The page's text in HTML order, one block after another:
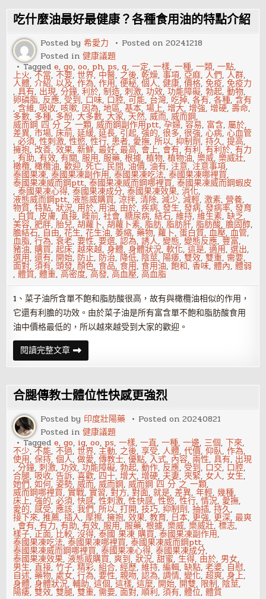
清
腸
排
毒？
多
吃
黑
木
耳
吃什麼油最好最健康？各種食用油的特點介紹
Posted by希愛力 Posted on20241218
Posted in健康議題
Taggede,go,oo, ph, ps,q,一定,一樣,一種,一類,一點,
上火,不當,不要,世界, 中醫, 之後,乾燥,事項,亞麻,人們,人群,
人體,介紹,以及,作為,作用,便秘,個人,健康,價格,免疫,免疫力
,具有, 出現,分鐘,利於,制造,刺激,功效,功能障礙,勃起,動物,
卵磷脂, 反應, 受到, 口味, 口腔,可能, 台灣, 吃掉,各有,各種,含有
,含維, 吸收, 咳嗽, 因為,地區,基本,場上,增大,增強,增硬,壽命,
多數, 多種, 多酚,大多數,大家,天然,威而,威而鋼,
威而鋼 四 分 之 一顆,威而鋼副作用ptt,孕婦,容易, 富含,屬於,
差異,市場,床前,延緩,延長, 引起,強的,很多,很強,心病,心血管
,必須,性刺激,性慾,性行, 患者, 愛撫,所以,抑制劑,持久,提高,
擁抱, 改善,效果,新鮮,最好,最高, 會上, 會有,有利,有利於,有力
,有助,有效,有關,服用,服藥,根據,植物,植物油,樂威,樂威壯,
橄欖,橄欖油,歡迎,死亡, 民間,油價,油有, 注意, 注意事項,
泰國果凍,泰國果凍副作用,泰國果凍吃法,泰國果凍哪裡買,
泰國果凍威而鋼ptt,泰國果凍威而鋼哪裡買,泰國果凍威而鋼蝦皮
,泰國果凍心得,泰國果凍成分,泰國果凍效果,消化,
液態威而鋼ptt,液態威購買,涼拌,清除,減少,減輕,激素,營養,
物質,特點,狀況, 用於, 用油, 由於,疾病,發生,發病,發病率,發育
, 白質,皮膚,直接, 睡前,社會,糖尿病,結石,維持,維生素,缺乏,
美容,肥胖,胎兒,胡蘿卜,胡蘿卜素,脂肪,脂肪肝,脂肪酸,膽固醇,
膽結石, 自由,花生,花生油,萎縮,藥物,蘿卜,蛋白質,血壓,血管,
血脂,行為,衰老,要性,要選,認為,誘人,變態,變態反應, 豐富,
豬油,購買,起床,越來越,身體,身體狀況,軟化,這是,適用,選出,
選用,還有, 開始, 防止, 防治, 降低, 陰莖, 陽痿,雙效,雙重, 需要,
面對,須有,頭發,顏色,食品,食用,食用油,飽和,香味,體內,體弱
,體質,體重,高密度,高發,高血壓,高血脂
1、菜子油所含單不飽和脂肪酸很高，故有與橄欖油相似的作用，
它還有利膽的功效。由於菜子油是所有富含單不飽和脂肪酸食用
油中價格最低的，所以越來越受到大家的歡迎。
閱讀完整文章吃
什
麼
最
好
最
健
康？
各
種
食
用
油
的
特
點
介
紹
合腿傳教士體位性快感更強烈
Posted by 印度壯陽藥 Posted on20240821
Posted in健康議題
Taggede,go, ig,oo, ps,一樣,一直,一種,一邊, 三個,下來,
不少,不能,不過,世界,主動, 之後,享受,人體,代價,仰臥,作為,
使用,保持,個人,做愛,傳教士,優點, 入式, 內容, 兩性,具有, 出現
,分鐘,刺激,功效,功能障礙,勃起,動作, 反應, 受到, 口交, 口腔,
合腿, 吸收,告訴,喜歡, 四十,增大,增硬, 夫妻,夾緊,女人,女生,
她們,如何,姿勢,威而,威而鋼,威而鋼 四 分 之 一顆,
威而鋼哪裡買,實戰,實習,對方,對面,就是,差異,年輕,幾種,
床上,強的,必須,快感,性刺激,性快感,性慾,性行,情況, 愛撫,
愛的,感受,應該,我們,所以,打開,技巧,抑制劑,抽插,持久,
接下來,推薦,插入,摩擦,擁抱,效果,教育, 日本, 更強, 更深,最爽
, 會有,有力,有助,有效,服用,服藥,根據,樂威,樂威壯,標志,
樣子,正面, 比較,沒得,泰國 果凍 購買,泰國果凍副作用,
泰國果凍吃法,泰國果凍哪裡買,泰國果凍威而鋼ptt,
泰國果凍威而鋼哪裡買,泰國果凍心得,泰國果凍成分,
泰國果凍效果,液態威購買,爽到,狀況,甜蜜,生得, 由於, 男女,
男生,直接,竹子,精彩,組合,經歷,維持,編輯,缺點,老婆, 自慰,
自述,藥物, 處女,行為,要性,親吻,認為,調情,變化,超爽,身上,
身體,身體狀況,輔助,這個,這樣,這麼, 開始, 開雙, 限制, 陰莖,
陽痿,雙效,雙腿,雙重,需要,面對,順利,須有,體位,體質